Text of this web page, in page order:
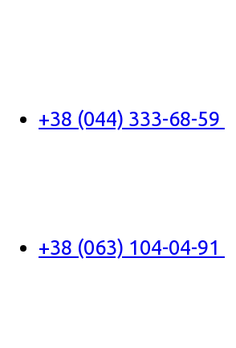
+38 (044) 333-68-59
+38 (063) 104-04-91